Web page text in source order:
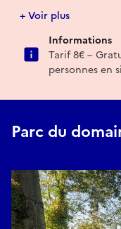
Les visiteurs
et artisanal ainsi que
pain pour le déjeuner.
parc.
de handicap
Mail :
Chiens tenus en laisse
+ Voir plus
Informations
Tarif 8€ –
personnes en
Parc du